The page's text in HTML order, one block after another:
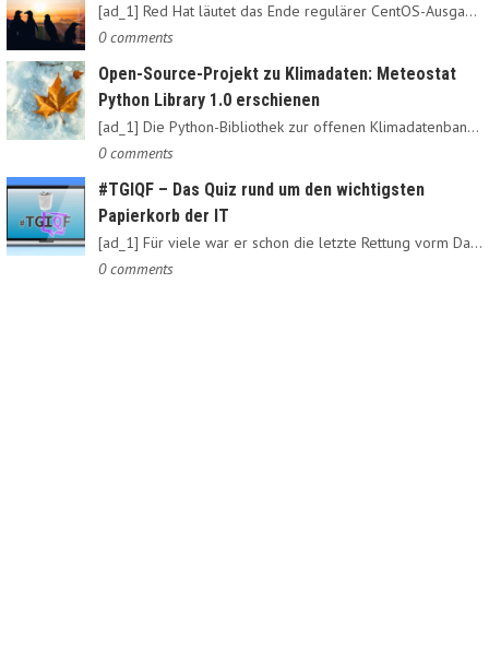
[ad_1] Red Hat läutet das Ende regulärer CentOS-Ausgaben ein:…
0 comments
Open-Source-Projekt zu Klimadaten: Meteostat
Python Library 1.0 erschienen
[ad_1] Die Python-Bibliothek zur offenen Klimadatenbank Meteostat…
0 comments
#TGIQF – Das Quiz rund um den wichtigsten
Papierkorb der IT
[ad_1] Für viele war er schon die letzte Rettung vorm Daten-Nirvana:…
0 comments